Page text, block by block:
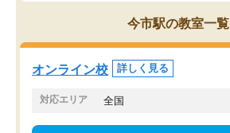
今市駅の教室一覧
オンライン校 詳しく見る
対応エリア 全国